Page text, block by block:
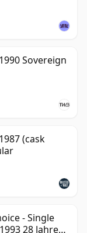
Sovereign
(cask
- Single
28 Jahre